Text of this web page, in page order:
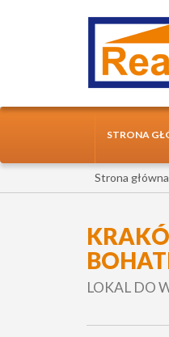
STRONA
Strona główna
LOKAL DO